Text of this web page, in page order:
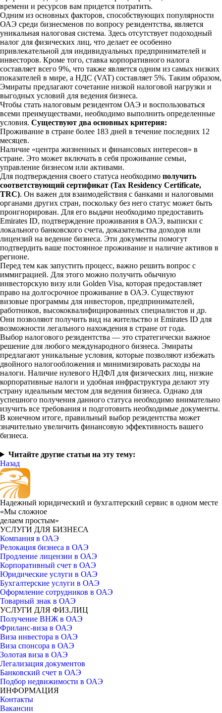
времени и ресурсов вам придется потратить.
Одним из основных факторов, способствующих популярности
ОАЭ среди бизнесменов по вопросу резидентства, является
уникальная налоговая система. Здесь отсутствует подоходный
налог для физических лиц, что делает ее особенно
привлекательной для индивидуальных предпринимателей и
инвесторов. Кроме того, ставка корпоративного налога
составляет всего 9%, что также является одним из самых низких
показателей в мире, а НДС (VAT) составляет 5%. Таким образом,
Эмираты предлагают сочетание низкой налоговой нагрузки и
выгодных условий для ведения бизнеса.
Чтобы стать налоговым резидентом ОАЭ и воспользоваться
всеми преимуществами, необходимо выполнить определенные
условия. Существуют два основных критерия:
Проживание в стране более 183 дней в течение последних 12
месяцев.
Наличие «центра жизненных и финансовых интересов» в
стране. Это может включать в себя проживание семьи,
управление бизнесом или активами.
Для подтверждения своего статуса необходимо получить
соответствующий сертификат (Tax Residency Certificate,
TRC). Он важен для взаимодействия с банками и налоговыми
органами других стран, поскольку без него статус может быть
проигнорирован. Для его выдачи необходимо предоставить
Emirates ID, подтверждение проживания в ОАЭ, выписки с
локального банковского счета, доказательства доходов или
лицензий на ведение бизнеса. Эти документы помогут
подтвердить ваше постоянное проживание и наличие активов в
регионе.
Перед тем как запустить процесс, важно решить вопрос с
иммиграцией. Для этого можно получить обычную
инвесторскую визу или Golden Visa, которая предоставляет
право на долгосрочное проживание в ОАЭ. Существуют
визовые программы для инвесторов, предпринимателей,
работников, высококвалифицированных специалистов и др.
Они позволяют получить вид на жительство и Emirates ID для
возможности легального нахождения в стране от года.
Выбор налогового резидентства — это стратегически важное
решение для любого международного бизнеса. Эмираты
предлагают уникальные условия, которые позволяют избежать
двойного налогообложения и минимизировать расходы на
налоги. Наличие нулевого НДФЛ для физических лиц, низкие
корпоративные налоги и удобная инфраструктура делают эту
страну идеальным местом для ведения бизнеса. Однако для
успешного получения данного статуса необходимо внимательно
изучить все требования и подготовить необходимые документы.
В конечном итоге, правильный выбор резидентства может
значительно увеличить финансовую эффективность вашего
бизнеса.
Читайте другие статьи на эту тему:
Назад
Надежный юридический и бухгалтерский сервис в одном месте
«Мы сложное
делаем простым»
УСЛУГИ ДЛЯ БИЗНЕСА
Компания в ОАЭ
Релокация бизнеса в ОАЭ
Продление лицензии в ОАЭ
Корпоративный счет в ОАЭ
Юридические услуги в ОАЭ
Бухгалтерские услуги в ОАЭ
Оформление сотрудников в ОАЭ
Товарный знак в ОАЭ
УСЛУГИ ДЛЯ ФИЗ.ЛИЦ
Получение ВНЖ в ОАЭ
Фриланс-виза в ОАЭ
Виза инвестора в ОАЭ
Виза спонсора в ОАЭ
Золотая виза в ОАЭ
Легализация документов
Банковский счет в ОАЭ
Подбор недвижимости в ОАЭ
ИНФОРМАЦИЯ
Контакты
Вакансии